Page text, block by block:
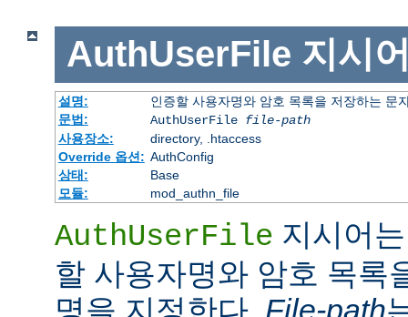
AuthUserFile 지시
설명:
인증할 사용자명와 암호 목록을 저장하는 문
문법:
AuthUserFile file-path
사용장소:
directory, .htaccess
Override 옵션: AuthConfig
상태:
Base
모듈:
mod_authn_file
AuthUserFile 지시어
할 사용자명와 암호 목록
명을 지정한다. File-path